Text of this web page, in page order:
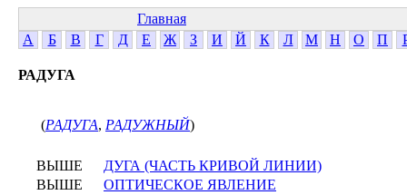
Главная
А
Б В Г Д Е Ж З И Й К Л М Н О П
РАДУГА
(РАДУГА, РАДУЖНЫЙ)
ВЫШЕ
ДУГА (ЧАСТЬ КРИВОЙ ЛИНИИ)
ВЫШЕ
ОПТИЧЕСКОЕ ЯВЛЕНИЕ